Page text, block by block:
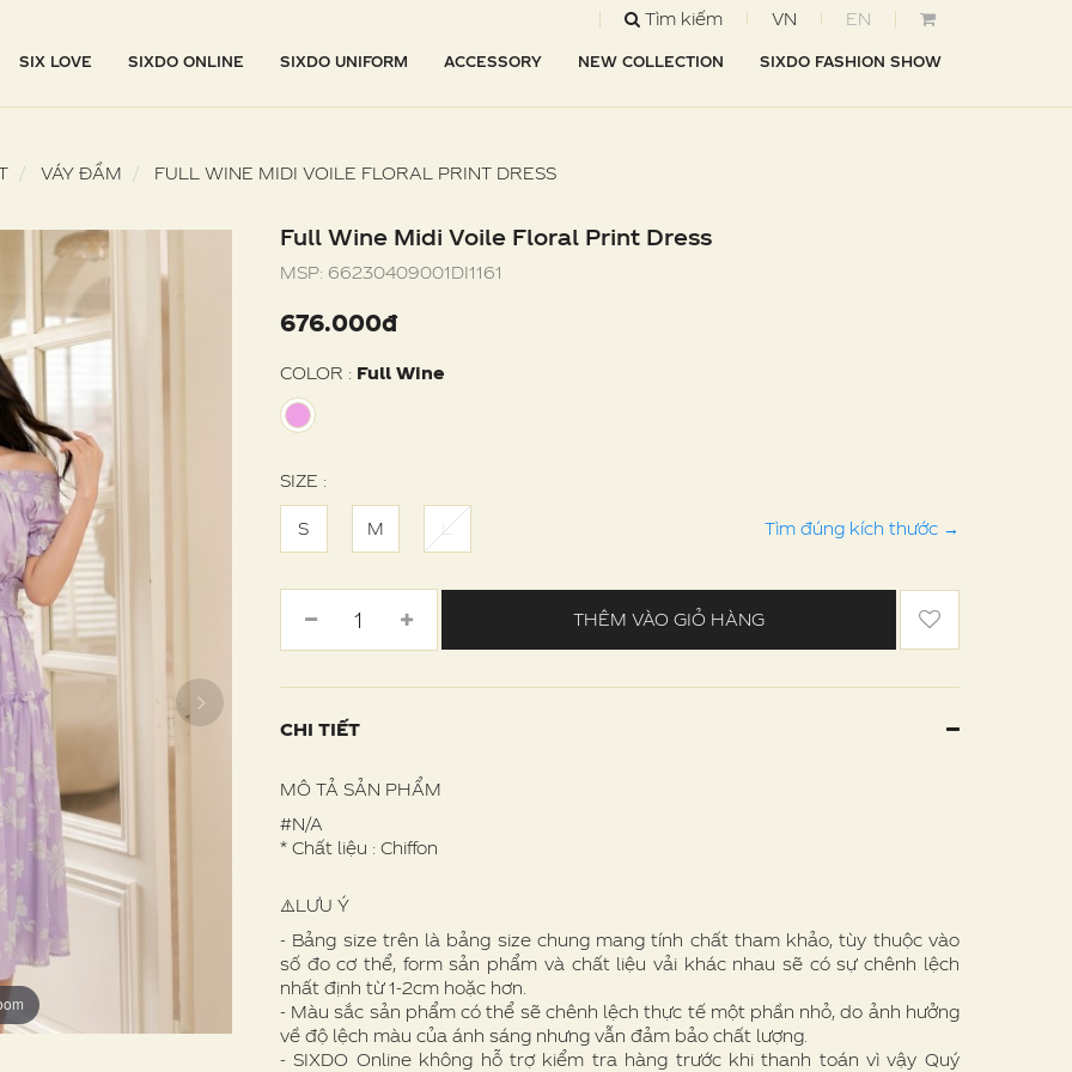
Tìm kiếm VN EN
SIX LOVE SIXDO ONLINE SIXDO UNIFORM ACCESSORY NEW COLLECTION SIXDO FASHION SHOW
VÁY ĐẦM FULL WINE MIDI VOILE FLORAL PRINT DRESS
Full Wine Midi Voile Floral Print Dress
MSP: 66230409001DI1161
676.000đ
COLOR : Full Wine
SIZE :
S M L Tìm đúng kích thước →
THÊM VÀO GIỎ HÀNG
CHI TIẾT
MÔ TẢ SẢN PHẨM
#N/A
* Chất liệu : Chiffon
⚠️LƯU Ý
- Bảng size trên là bảng size chung mang tính chất tham khảo, tùy thuộc vào
số đo cơ thể, form sản phẩm và chất liệu vải khác nhau sẽ có sự chênh lệch
nhất định từ 1-2cm hoặc hơn.
- Màu sắc sản phẩm có thể sẽ chênh lệch thực tế một phần nhỏ, do ảnh hưởng
về độ lệch màu của ánh sáng nhưng vẫn đảm bảo chất lượng.
- SIXDO Online không hỗ trợ kiểm tra hàng trước khi thanh toán vì vậy Quý